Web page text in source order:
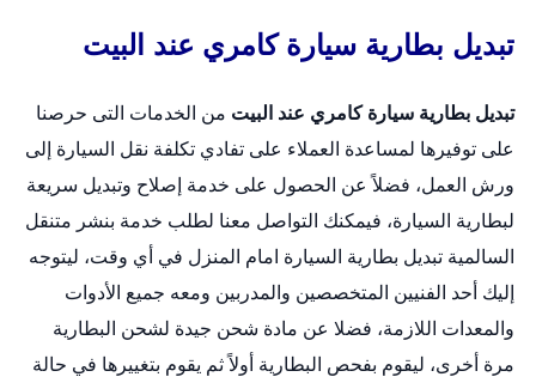
تبديل بطارية سيارة كامري عند البيت
تبديل بطارية سيارة كامري عند البيت من الخدمات التى حرصنا
على توفيرها لمساعدة العملاء على تفادي تكلفة نقل السيارة إلى
ورش العمل، فضلاً عن الحصول على خدمة إصلاح وتبديل سريعة
لبطارية السيارة، فيمكنك التواصل معنا لطلب خدمة بنشر متنقل
السالمية تبديل بطارية السيارة امام المنزل في أي وقت، ليتوجه
إليك أحد الفنيين المتخصصين والمدربين ومعه جميع الأدوات
والمعدات اللازمة، فضلا عن مادة شحن جيدة لشحن البطارية
مرة أخرى، ليقوم بفحص البطارية أولاً ثم يقوم بتغييرها في حالة